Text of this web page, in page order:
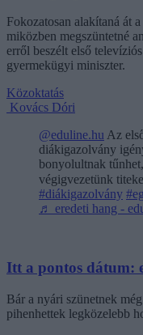
Fokozatosan alakítaná át
miközben megszüntetné
erről beszélt első
gyermekügyi miniszter.
Közoktatás
Kovács Dóri
@eduline.hu Az
diákigazolvány
bonyolultnak
végigvezetünk
#diákigazolvány
♬ eredeti hang -
Itt a pontos dátum:
Bár a nyári szünetnek
pihenhettek legközelebb